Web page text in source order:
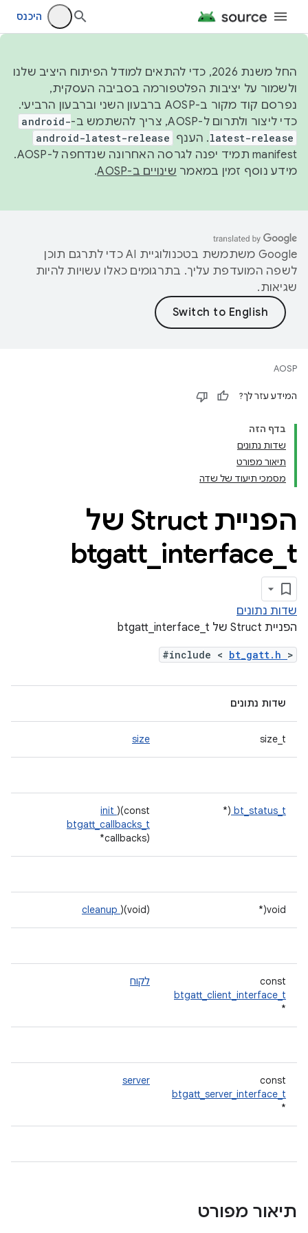
היכנס
החל משנת 2026, כדי להתאים למודל הפיתוח היציב שלנו
ולשמור על יציבות הפלטפורמה בסביבה העסקית,
נפרסם קוד מקור ב-AOSP ברבעון השני וברבעון הרביעי.
כדי ליצור ולתרום ל-AOSP, צריך להשתמש ב-
android-
latest-release. הענף android-latest-release
manifest תמיד יפנה לגרסה האחרונה שנדחפה ל-AOSP.
מידע נוסף זמין במאמר שינויים ב-AOSP .
‫Google משתמשת בטכנולוגיית AI כדי לתרגם תוכן
לשפה המועדפת עליך. בתרגומים כאלו עשויות להיות
שגיאות.
AOSP
המידע עזר לך?
בדף הזה
שדות נתונים
תיאור מפורט
מסמכי תיעוד של שדה
הפניית Struct של
btgatt interface t
שדות נתונים
הפניית Struct של btgatt_interface_t
#include < bt_gatt.h >
שדות נתונים
size_t
size
bt_status_t
(*
init )(const
btgatt_callbacks_t
*callbacks)
void(*
cleanup )(void)
const
btgatt_client_interface_t
*
לקוח
const
btgatt_server_interface_t
*
server
תיאור מפורט